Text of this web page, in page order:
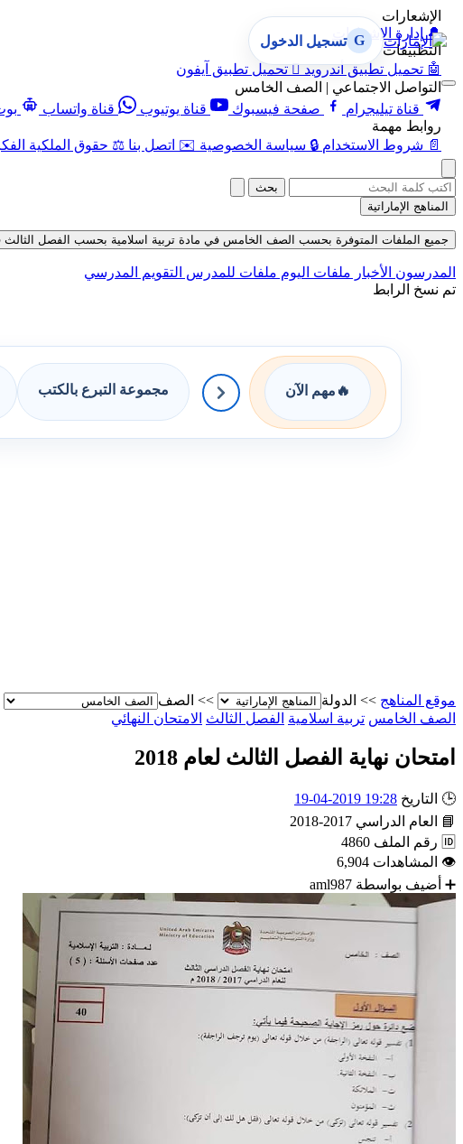
الإشعارات
🔔 إدارة الإشعارات
التطبيقات
🤖 تحميل تطبيق أندرويد  تحميل تطبيق آيفون
التواصل الاجتماعي | الصف الخامس
قناة تيليجرام
صفحة فيسبوك قناة يوتيوب قناة واتساب
روابط مهمة
📄 شروط الاستخدام 🔒 سياسة الخصوصية ✉️ اتصل بنا ⚖️ حقوق الملكية
G تسجيل الدخول
بحث
المناهج الإماراتية
جميع الملفات المتوفرة بحسب الصف الخامس في مادة تربية اسلامية بحسب الفصل الثالث في قسم
المدرسون الأخبار ملفات اليوم ملفات للمدرس التقويم المدرسي
تم نسخ الرابط
🔥 مهم الآن مجموعة التبرع بالكتب
موقع المناهج >> الدولة >> الصف
الصف الخامس تربية اسلامية الفصل الثالث الامتحان النهائي
امتحان نهاية الفصل الثالث لعام 2018
🕒 التاريخ 19:28 2019-04-19
📘
العام الدراسي 2017-2018
🆔 رقم الملف 4860
👁 المشاهدات 6,904
➕ أضيف بواسطة aml987